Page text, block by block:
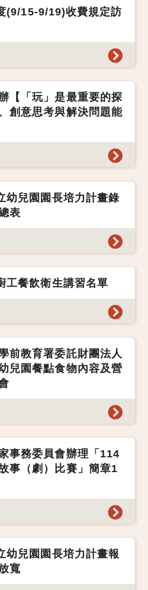
(9/15-9/19)收費規定訪
【「玩」是最重要的探
創意思考與解決問題能
幼兒園園長培力計畫錄
表
工餐飲衛生講習名單
前教育署委託財團法人
兒園餐點食物內容及營
事務委員會辦理「114
事（劇）比賽」簡章1
幼兒園園長培力計畫報
寬